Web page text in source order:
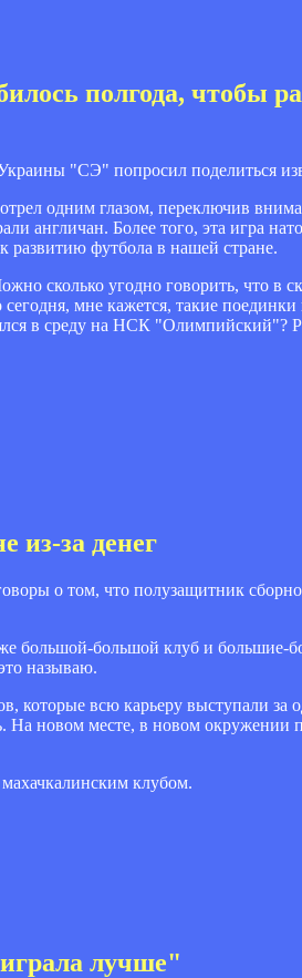
полгода, чтобы
"СЭ" попросил поделиться
одним глазом, переключив
англичан. Более того, эта игра
футбола в нашей стране.
сколько угодно говорить, что в
мне кажется, такие
в среду на НСК "Олимпийский"?
из-за денег
о том, что полузащитник
большой-большой клуб и большие-
называю.
которые всю карьеру выступали за
новом месте, в новом окружении
клубом.
лучше"